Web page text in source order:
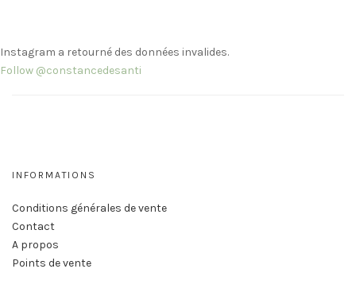
Instagram a retourné des données invalides.
Follow @constancedesanti
INFORMATIONS
Conditions générales de vente
Contact
A propos
Points de vente